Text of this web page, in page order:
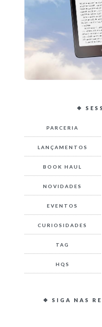
❖
PARCERIA
LANÇAMENTOS
BOOK HAUL
NOVIDADES
EVENTOS
CURIOSIDADES
TAG
HQS
❖ SIGA NAS